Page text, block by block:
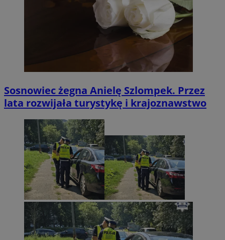
Sosnowiec żegna Anielę Szlompek. Przez
lata rozwijała turystykę i krajoznawstwo